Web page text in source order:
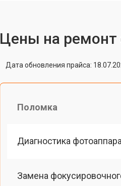
Цены на ремонт
Дата обновления прайса:
Поломка
Диагностика
Замена